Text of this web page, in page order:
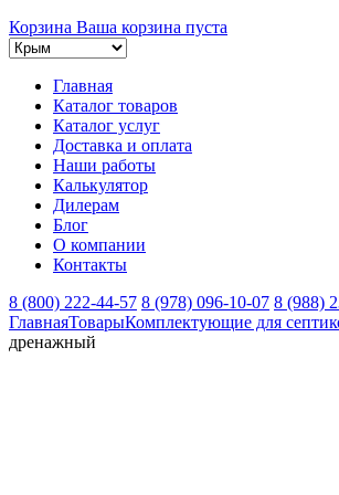
Корзина Ваша корзина пуста
Главная
Каталог товаров
Каталог услуг
Доставка и оплата
Наши работы
Калькулятор
Дилерам
Блог
О компании
Контакты
8 (800) 222-44-57 8 (978) 096-10-07 8 (988)
ГлавнаяТоварыКомплектующие для
дренажный